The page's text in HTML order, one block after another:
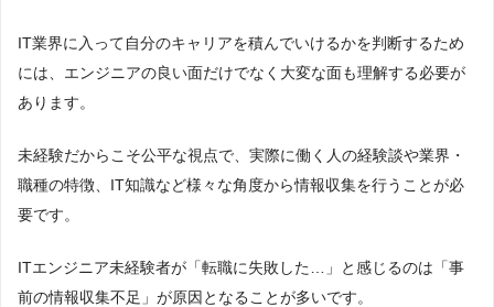
IT業界に入って自分のキャリアを積んでいけるかを判断するため
には、エンジニアの良い面だけでなく大変な面も理解する必要が
あります。
未経験だからこそ公平な視点で、実際に働く人の経験談や業界・
職種の特徴、IT知識など様々な角度から情報収集を行うことが必
要です。
ITエンジニア未経験者が「転職に失敗した…」と感じるのは「事
前の情報収集不足」が原因となることが多いです。